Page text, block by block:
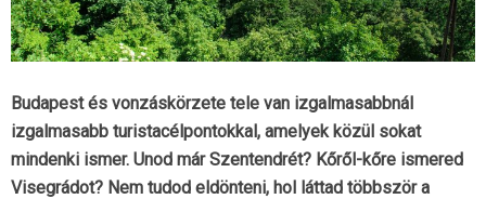
Budapest és vonzáskörzete tele van izgalmasabbnál
izgalmasabb turistacélpontokkal, amelyek közül sokat
mindenki ismer. Unod már Szentendrét? Kőről-kőre ismered
Visegrádot? Nem tudod eldönteni, hol láttad többször a